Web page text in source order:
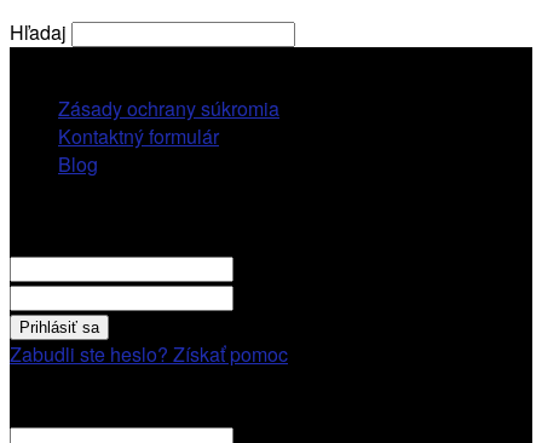
Hľadaj
Zásady ochrany súkromia
Kontaktný formulár
Blog
Zabudli ste heslo? Získať pomoc